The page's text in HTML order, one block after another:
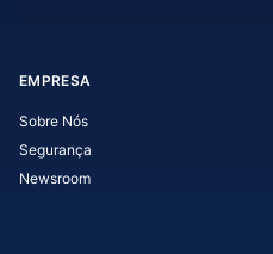
EMPRESA
Sobre Nós
Segurança
Newsroom